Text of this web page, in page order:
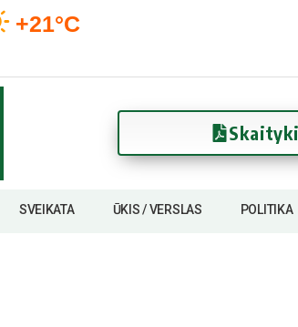
+21°C
SVEIKATA ŪKIS / VERSLAS POLITIKA